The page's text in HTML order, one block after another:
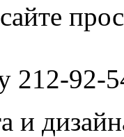
212-92-
и